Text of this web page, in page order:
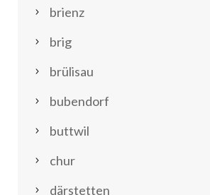
brienz
brig
brülisau
bubendorf
buttwil
chur
därstetten